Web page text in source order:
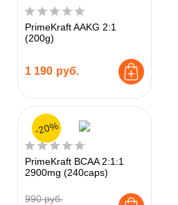
PrimeKraft AAKG 2:1
(200g)
1 190 руб.
PrimeKraft BCAA 2:1:1
2900mg (240caps)
990 руб.
-20%